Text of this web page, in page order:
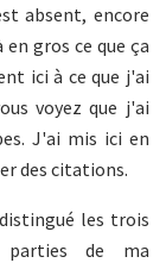
absent, encore
gros ce que ça
ici à ce que j'ai
voyez que j'ai
J'ai mis ici en
des citations.
les trois
parties de ma